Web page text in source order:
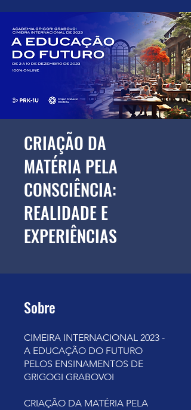
CRIAÇÃO DA
MATÉRIA PELA
CONSCIÊNCIA:
REALIDADE E
EXPERIÊNCIAS
Sobre
CIMEIRA INTERNACIONAL 2023 -
A EDUCAÇÃO DO FUTURO
PELOS ENSINAMENTOS DE
GRIGOGI GRABOVOI
CRIAÇÃO DA MATÉRIA PELA